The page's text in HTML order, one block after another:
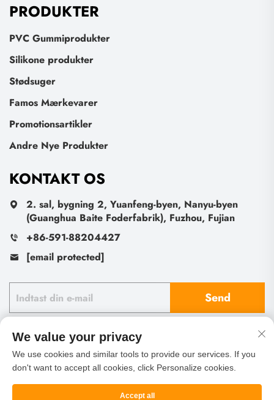
PRODUKTER
PVC Gummiprodukter
Silikone produkter
Stødsuger
Famos Mærkevarer
Promotionsartikler
Andre Nye Produkter
KONTAKT OS
2. sal, bygning 2, Yuanfeng-byen, Nanyu-byen
(Guanghua Baite Foderfabrik), Fuzhou, Fujian
+86-591-88204427
[email protected]
Send
Ltd. Alle rettigheder forbeholdes
We value your privacy
We use cookies and similar tools to provide our services. If you
don't want to accept all cookies, click Personalize cookies.
Accept all